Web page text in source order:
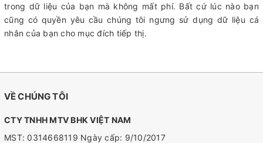
trong dữ liệu của bạn mà không mất phí. Bất cứ lúc nào bạn
cũng có quyền yêu cầu chúng tôi ngưng sử dụng dữ liệu cá
nhân của bạn cho mục đích tiếp thị.
VỀ CHÚNG TÔI
CTY TNHH MTV BHK VIỆT NAM
MST: 0314668119 Ngày cấp: 9/10/2017